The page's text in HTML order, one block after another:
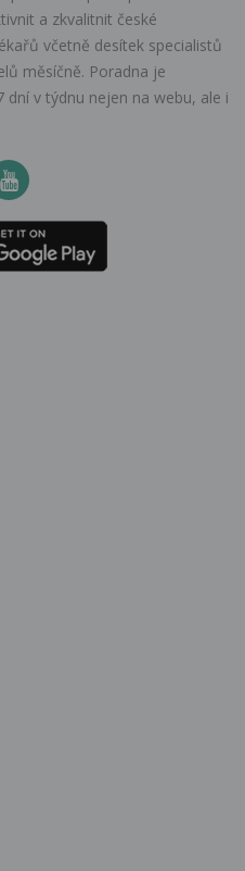
a zkvalitnit české
včetně desítek specialistů
měsíčně. Poradna je
v týdnu nejen na webu, ale i